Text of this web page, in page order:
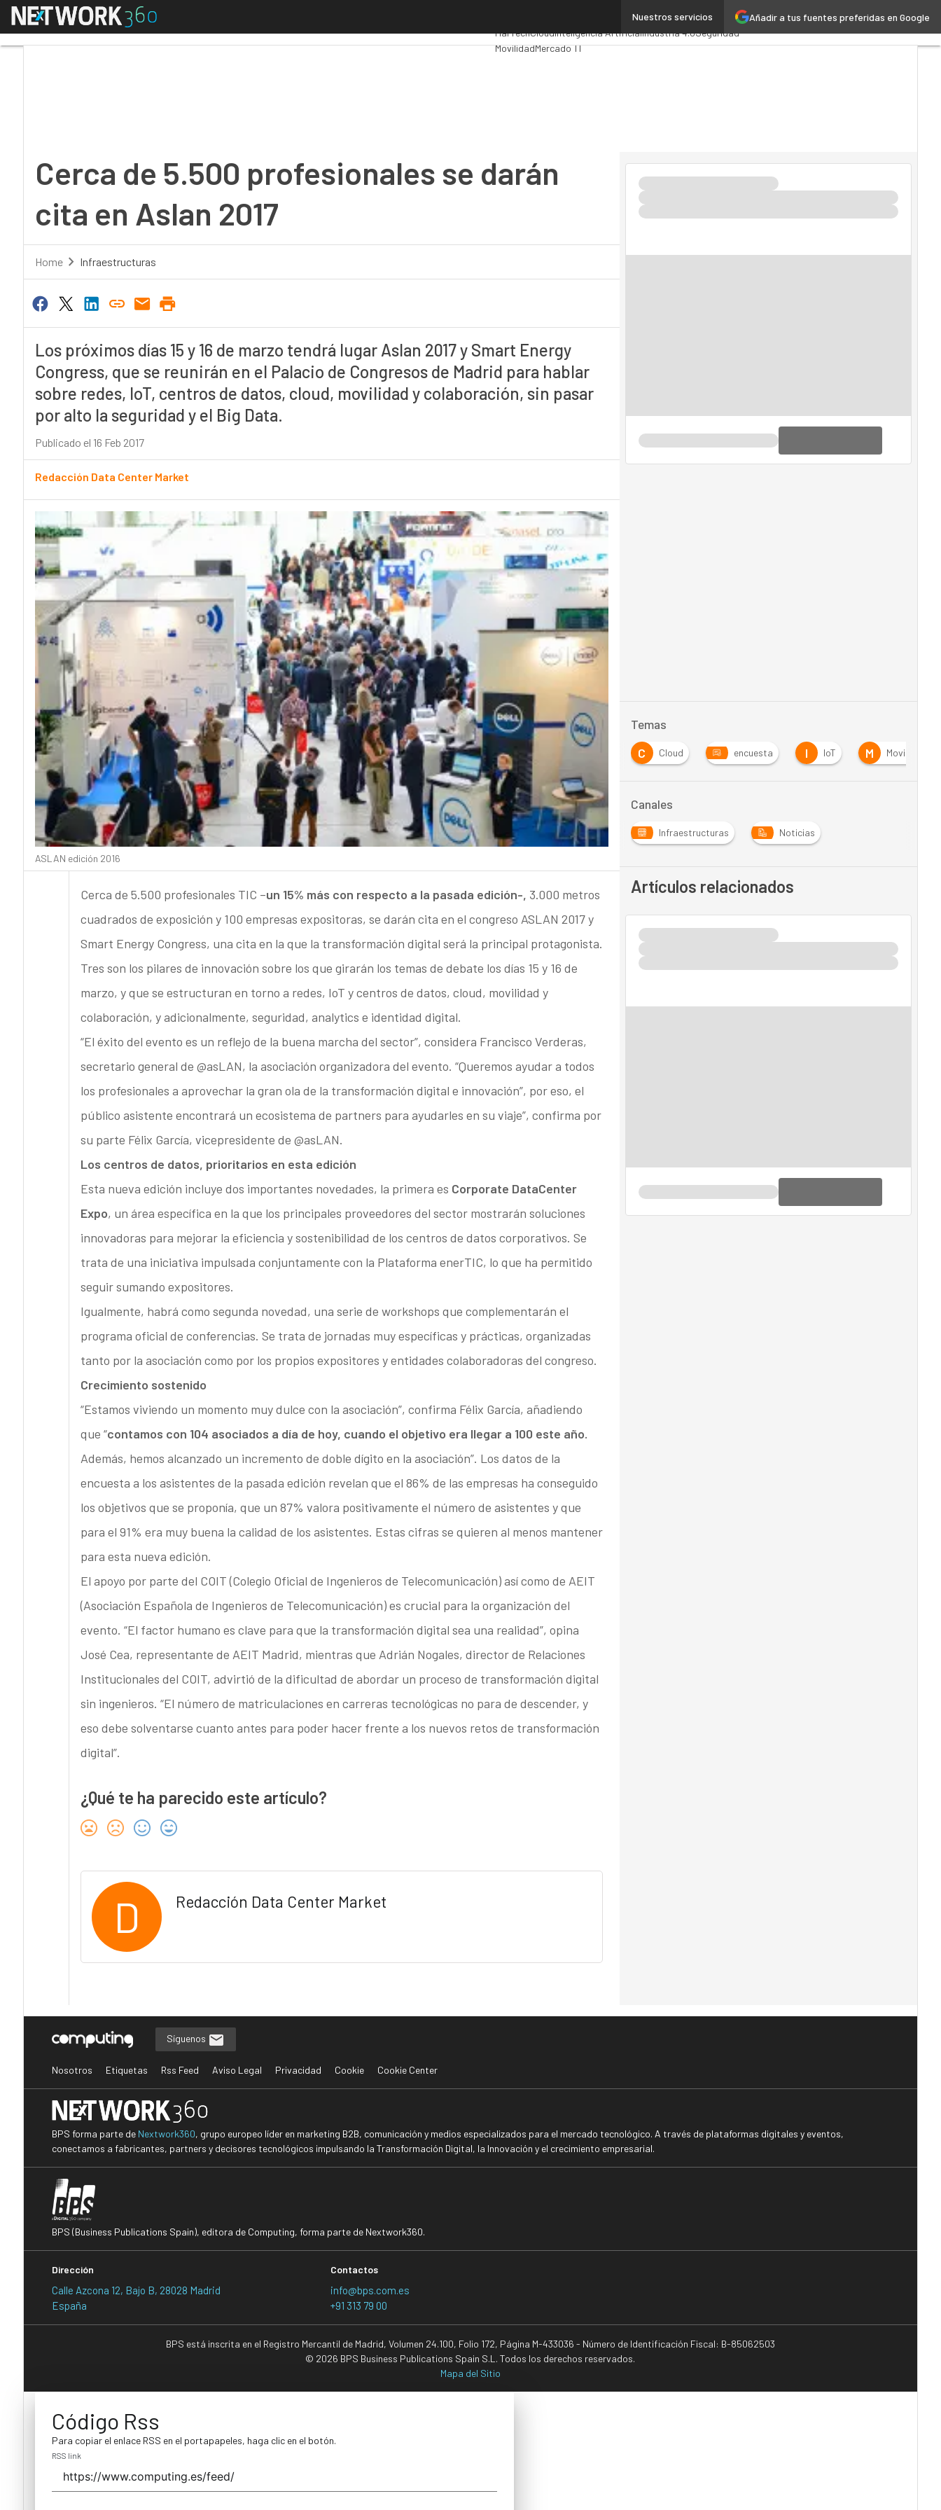
Añadir a tus fuentes preferidas en Google
Nuestros servicios
Menú
Administración Pública
MarTechCloudInteligencia ArtificialIndustria 4.0Seguridad
MovilidadMercado TI
Cerca de 5.500 profesionales se darán
cita en Aslan 2017
Home Infraestructuras
Los próximos días 15 y 16 de marzo tendrá lugar Aslan 2017 y Smart Energy
Congress, que se reunirán en el Palacio de Congresos de Madrid para hablar
sobre redes, IoT, centros de datos, cloud, movilidad y colaboración, sin pasar
por alto la seguridad y el Big Data.
Publicado el 16 Feb 2017
Redacción Data Center Market
ASLAN edición 2016
Cerca de 5.500 profesionales TIC –un 15% más con respecto a la pasada edición-, 3.000 metros
cuadrados de exposición y 100 empresas expositoras, se darán cita en el congreso ASLAN 2017 y
Smart Energy Congress, una cita en la que la transformación digital será la principal protagonista.
Tres son los pilares de innovación sobre los que girarán los temas de debate los días 15 y 16 de
marzo, y que se estructuran en torno a redes, IoT y centros de datos, cloud, movilidad y
colaboración, y adicionalmente, seguridad, analytics e identidad digital.
“El éxito del evento es un reflejo de la buena marcha del sector”, considera Francisco Verderas,
secretario general de @asLAN, la asociación organizadora del evento. “Queremos ayudar a todos
los profesionales a aprovechar la gran ola de la transformación digital e innovación”, por eso, el
público asistente encontrará un ecosistema de partners para ayudarles en su viaje”, confirma por
su parte Félix García, vicepresidente de @asLAN.
Los centros de datos, prioritarios en esta edición
Esta nueva edición incluye dos importantes novedades, la primera es Corporate DataCenter
Expo, un área específica en la que los principales proveedores del sector mostrarán soluciones
innovadoras para mejorar la eficiencia y sostenibilidad de los centros de datos corporativos. Se
trata de una iniciativa impulsada conjuntamente con la Plataforma enerTIC, lo que ha permitido
seguir sumando expositores.
Igualmente, habrá como segunda novedad, una serie de workshops que complementarán el
programa oficial de conferencias. Se trata de jornadas muy específicas y prácticas, organizadas
tanto por la asociación como por los propios expositores y entidades colaboradoras del congreso.
Crecimiento sostenido
“Estamos viviendo un momento muy dulce con la asociación”, confirma Félix García, añadiendo
que “contamos con 104 asociados a día de hoy, cuando el objetivo era llegar a 100 este año.
Además, hemos alcanzado un incremento de doble dígito en la asociación”. Los datos de la
encuesta a los asistentes de la pasada edición revelan que el 86% de las empresas ha conseguido
los objetivos que se proponía, que un 87% valora positivamente el número de asistentes y que
para el 91% era muy buena la calidad de los asistentes. Estas cifras se quieren al menos mantener
para esta nueva edición.
El apoyo por parte del COIT (Colegio Oficial de Ingenieros de Telecomunicación) así como de AEIT
(Asociación Española de Ingenieros de Telecomunicación) es crucial para la organización del
evento. “El factor humano es clave para que la transformación digital sea una realidad”, opina
José Cea, representante de AEIT Madrid, mientras que Adrián Nogales, director de Relaciones
Institucionales del COIT, advirtió de la dificultad de abordar un proceso de transformación digital
sin ingenieros. “El número de matriculaciones en carreras tecnológicas no para de descender, y
eso debe solventarse cuanto antes para poder hacer frente a los nuevos retos de transformación
digital”.
¿Qué te ha parecido este artículo?
D Redacción Data Center Market
Temas
C Cloud encuesta I IoT M Movilidad
Canales
Infraestructuras Noticias
Artículos relacionados
Síguenos
Nosotros Etiquetas Rss Feed Aviso Legal Privacidad Cookie Cookie Center
BPS forma parte de Nextwork360, grupo europeo líder en marketing B2B, comunicación y medios especializados para el mercado tecnológico. A través de plataformas digitales y eventos,
conectamos a fabricantes, partners y decisores tecnológicos impulsando la Transformación Digital, la Innovación y el crecimiento empresarial.
BPS (Business Publications Spain), editora de Computing, forma parte de Nextwork360.
Dirección
Calle Azcona 12, Bajo B, 28028 Madrid
España
Contactos
info@bps.com.es
+91 313 79 00
BPS está inscrita en el Registro Mercantil de Madrid, Volumen 24.100, Folio 172, Página M-433036 - Número de Identificación Fiscal: B-85062503
© 2026 BPS Business Publications Spain S.L. Todos los derechos reservados.
Mapa del Sitio
Código Rss
Para copiar el enlace RSS en el portapapeles, haga clic en el botón.
RSS link